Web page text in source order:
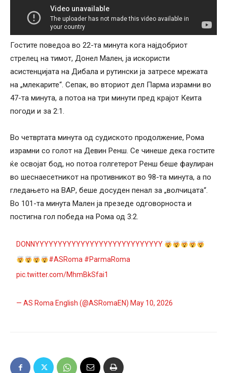
Гостите поведоа во 22-та минута кога најдобриот
стрелец на тимот, Донел Мален, ја искористи
асистенцијата на Дибала и рутински ја затресе мрежата
на „млекарите“. Сепак, во вториот дел Парма израмни во
47-та минута, а потоа на три минути пред крајот Кеита
погоди и за 2:1.
Во четвртата минута од судиското продолжение, Рома
израмни со голот на Девин Ренш. Се чинеше дека гостите
ќе освојат бод, но потоа голгетерот Ренш беше фаулиран
во шеснаесетникот на противникот во 98-та минута, а по
гледањето на ВАР, беше досуден пенал за „волчицата“.
Во 101-та минута Мален ја презеде одговорноста и
постигна гол победа на Рома од 3:2.
DONNYYYYYYYYYYYYYYYYYYYYYYYYYYYY
#ASRoma #ParmaRoma
pic.twitter.com/MhmBkSfai1
— AS Roma English (@ASRomaEN) May 10, 2026